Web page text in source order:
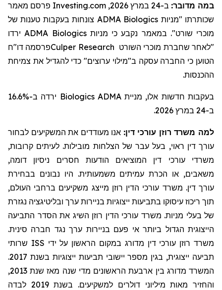
במה מדובר: ב-24 במרץ 2026, Investing.com פרסם מאמר
שכותרתו "מניות ADMA Biologics צונחות בעקבות טענות של
מוכרי שורט". במאמר נקבע כי מניותADMA Biologicsירדו
"לאחר שחברת מוכרי השורט Culper Researchפרסמה דו"ח
הטוען כי החברה עסקה ב"מילוי ערוצים" כדי להגדיל את צמיחת
ההכנסות.
בעקבות חדשות אלו, מניית ADMA Biologics
ירדה ב-16.6%
ב-24 במרץ 2026.
למה משרד רוזן עורכי דין: אנו מעודדים את המשקיעים לבחור
עורך דין ראוי, בעל עבר של הצלחות מובילות. לעיתים קרובות,
משרדי עורכי דין המוציאים הודעות חסרים ניסיון דומה,
משאבים, או הכרת עמיתים משמעותית. היו נבונים בבחירת
עורך דין. משרד עורכי הדין רוזן מייצג משקיעים ברחבי העולם,
תוך ריכוז עיסוקו בתביעות ייצוגיות בניירות ערך ובליטיגציה נגזרת
של בעלי מניות. משרד עורכי הדין רוזן השיג את הסדר התביעה
הייצוגית הגדול ביותר אי פעם בניירות ערך נגד חברה סינית.
משרד רוזן עורכי דין מדורג במקום הראשון על ידי ISS שרותי
תביעה ייצוגית, בגין מספר יישובי תביעות ייצוגיות בשנת 2017.
המשרד מדורג בין ארבעת הראשונים מדי שנה מאז שנת 2013,
והחזיר מאות מיליוני דולרים למשקיעים. בשנת 2019 לבדה